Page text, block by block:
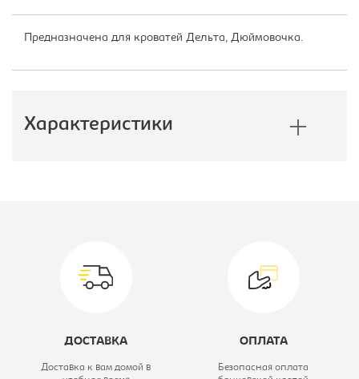
Предназначена для кроватей Дельта, Дюймовочка.
Характеристики
Вид кровати: Лестница
ДОСТАВКА
Доставка к вам домой в
ОПЛАТА
Безопасная оплата